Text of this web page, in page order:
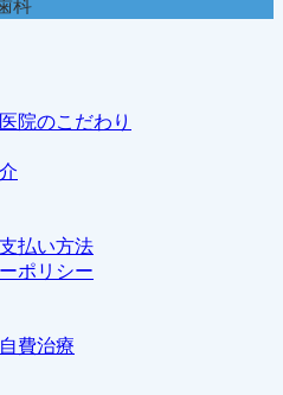
科
院のこだわり
払い方法
ポリシー
費治療